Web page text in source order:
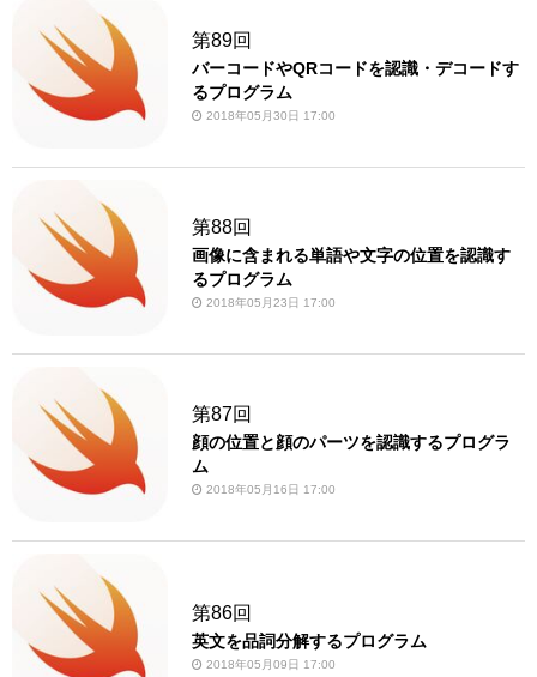
第89回
バーコードやQRコードを認識・デコードす
るプログラム
2018年05月30日 17:00
第88回
画像に含まれる単語や文字の位置を認識す
るプログラム
2018年05月23日 17:00
第87回
顔の位置と顔のパーツを認識するプログラ
ム
2018年05月16日 17:00
第86回
英文を品詞分解するプログラム
2018年05月09日 17:00